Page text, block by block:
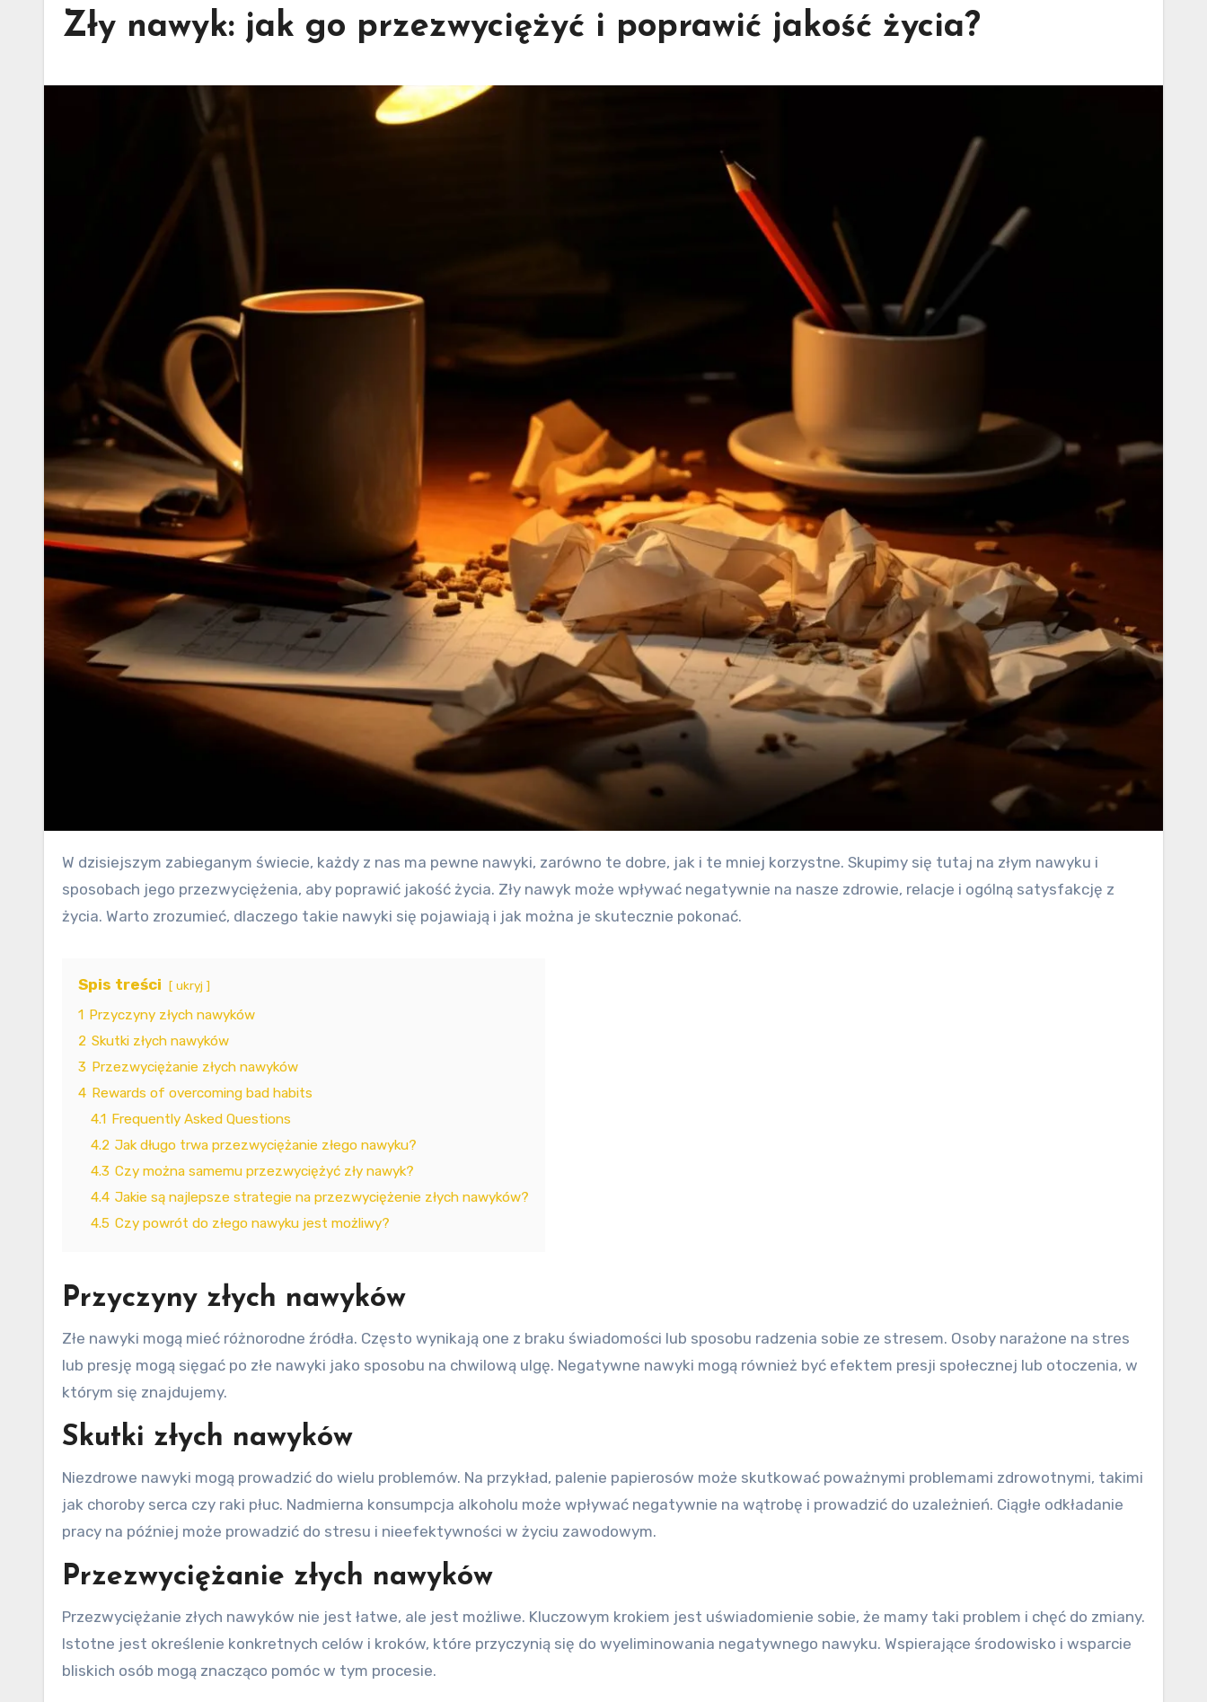
Zły nawyk: jak go przezwyciężyć i poprawić jakość życia?
W dzisiejszym zabieganym świecie, każdy z nas ma pewne nawyki, zarówno te dobre, jak i te mniej korzystne. Skupimy się tutaj na złym nawyku i
sposobach jego przezwyciężenia, aby poprawić jakość życia. Zły nawyk może wpływać negatywnie na nasze zdrowie, relacje i ogólną satysfakcję z
życia. Warto zrozumieć, dlaczego takie nawyki się pojawiają i jak można je skutecznie pokonać.
Spis treści ukryj
1 Przyczyny złych nawyków
2 Skutki złych nawyków
3 Przezwyciężanie złych nawyków
4 Rewards of overcoming bad habits
4.1 Frequently Asked Questions
4.2 Jak długo trwa przezwyciężanie złego nawyku?
4.3 Czy można samemu przezwyciężyć zły nawyk?
4.4 Jakie są najlepsze strategie na przezwyciężenie złych nawyków?
4.5 Czy powrót do złego nawyku jest możliwy?
Przyczyny złych nawyków
Złe nawyki mogą mieć różnorodne źródła. Często wynikają one z braku świadomości lub sposobu radzenia sobie ze stresem. Osoby narażone na stres
lub presję mogą sięgać po złe nawyki jako sposobu na chwilową ulgę. Negatywne nawyki mogą również być efektem presji społecznej lub otoczenia, w
którym się znajdujemy.
Skutki złych nawyków
Niezdrowe nawyki mogą prowadzić do wielu problemów. Na przykład, palenie papierosów może skutkować poważnymi problemami zdrowotnymi, takimi
jak choroby serca czy raki płuc. Nadmierna konsumpcja alkoholu może wpływać negatywnie na wątrobę i prowadzić do uzależnień. Ciągłe odkładanie
pracy na później może prowadzić do stresu i nieefektywności w życiu zawodowym.
Przezwyciężanie złych nawyków
Przezwyciężanie złych nawyków nie jest łatwe, ale jest możliwe. Kluczowym krokiem jest uświadomienie sobie, że mamy taki problem i chęć do zmiany.
Istotne jest określenie konkretnych celów i kroków, które przyczynią się do wyeliminowania negatywnego nawyku. Wspierające środowisko i wsparcie
bliskich osób mogą znacząco pomóc w tym procesie.